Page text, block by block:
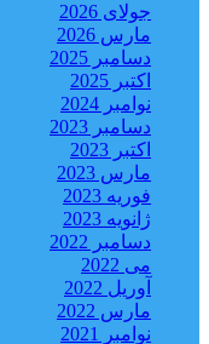
جولای 2026
مارس 2026
دسامبر 2025
اکتبر 2025
نوامبر 2024
دسامبر 2023
اکتبر 2023
مارس 2023
فوریه 2023
ژانویه 2023
دسامبر 2022
می 2022
آوریل 2022
مارس 2022
نوامبر 2021